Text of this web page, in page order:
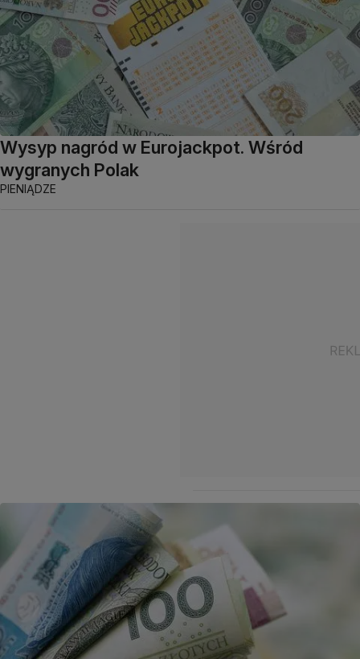
Wysyp nagród w Eurojackpot. Wśród
wygranych Polak
PIENIĄDZE